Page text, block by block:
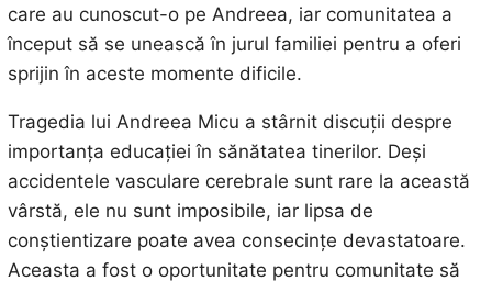
care au cunoscut-o pe Andreea, iar comunitatea a
început să se unească în jurul familiei pentru a oferi
sprijin în aceste momente dificile.
Tragedia lui Andreea Micu a stârnit discuții despre
importanța educației în sănătatea tinerilor. Deși
accidentele vasculare cerebrale sunt rare la această
vârstă, ele nu sunt imposibile, iar lipsa de
conștientizare poate avea consecințe devastatoare.
Aceasta a fost o oportunitate pentru comunitate să